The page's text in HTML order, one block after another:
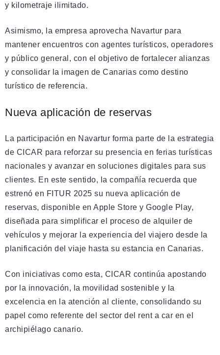
y kilometraje ilimitado.
Asimismo, la empresa aprovecha Navartur para
mantener encuentros con agentes turísticos, operadores
y público general, con el objetivo de fortalecer alianzas
y consolidar la imagen de Canarias como destino
turístico de referencia.
Nueva aplicación de reservas
La participación en Navartur forma parte de la estrategia
de CICAR para reforzar su presencia en ferias turísticas
nacionales y avanzar en soluciones digitales para sus
clientes. En este sentido, la compañía recuerda que
estrenó en FITUR 2025 su nueva aplicación de
reservas, disponible en Apple Store y Google Play,
diseñada para simplificar el proceso de alquiler de
vehículos y mejorar la experiencia del viajero desde la
planificación del viaje hasta su estancia en Canarias.
Con iniciativas como esta, CICAR continúa apostando
por la innovación, la movilidad sostenible y la
excelencia en la atención al cliente, consolidando su
papel como referente del sector del rent a car en el
archipiélago canario.